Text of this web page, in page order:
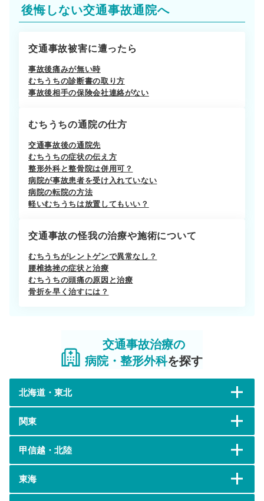
後悔しない交通事故通院へ
交通事故被害に遭ったら
事故後痛みが無い時
むちうちの診断書の取り方
事故後相手の保険会社連絡がない
むちうちの通院の仕方
交通事故後の通院先
むちうちの症状の伝え方
整形外科と整骨院は併用可？
病院が事故患者を受け入れていない
病院の転院の方法
軽いむちうちは放置してもいい？
交通事故の怪我の治療や施術について
むちうちがレントゲンで異常なし？
腰椎捻挫の症状と治療
むちうちの頭痛の原因と治療
骨折を早く治すには？
交通事故治療の
病院・整形外科を探す
北海道・東北
関東
甲信越・北陸
東海